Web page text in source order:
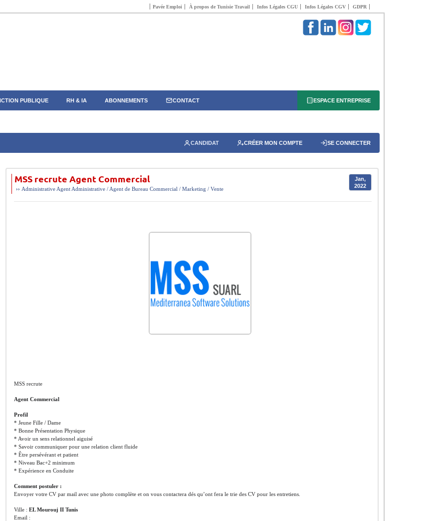
Pavée Emploi À propos de Tunisie Travail Infos Légales CGU Infos Légales CGV GDPR
PUBLIQUE RH & IA ABONNEMENTS CONTACT ESPACE ENTREPRISE
CANDIDAT CRÉER MON COMPTE SE CONNECTER
MSS recrute Agent Commercial
Jan,
2022
›› Administrative Agent Administrative / Agent de Bureau Commercial / Marketing / Vente
MSS recrute
Agent Commercial
Profil
* Jeune Fille / Dame
* Bonne Présentation Physique
* Avoir un sens relationnel aiguisé
* Savoir communiquer pour une relation client fluide
* Être persévérant et patient
* Niveau Bac+2 minimum
* Expérience en Conduite
Comment postuler :
Envoyer votre CV par mail avec une photo complète et on vous contactera dés qu’ont fera le trie des CV pour les entretiens.
Ville : EL Mourouj II Tunis
Email :